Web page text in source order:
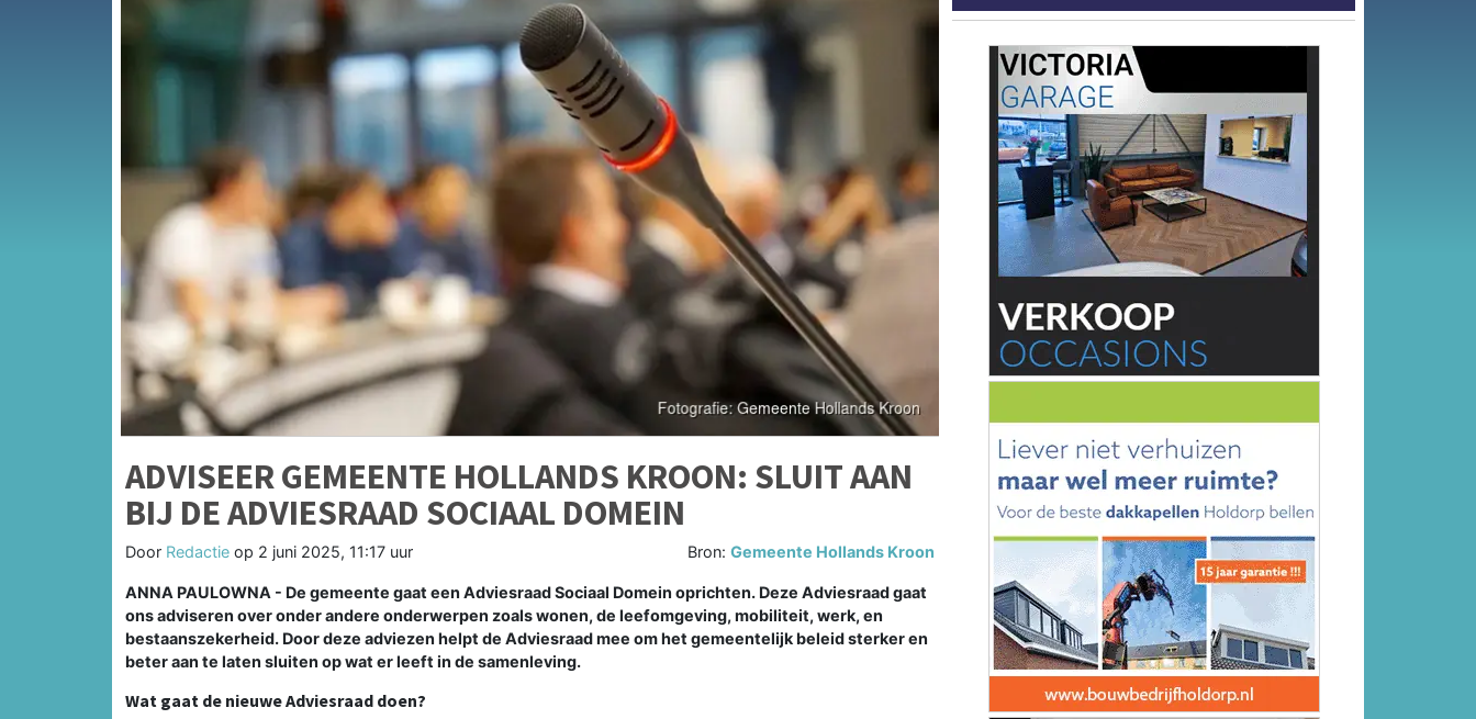
ADVISEER GEMEENTE HOLLANDS KROON: SLUIT AAN
BIJ DE ADVIESRAAD SOCIAAL DOMEIN
Door Redactie op 2 juni 2025, 11:17 uur Bron:Gemeente Hollands Kroon
ANNA PAULOWNA - De gemeente gaat een Adviesraad Sociaal Domein oprichten. Deze Adviesraad gaat
ons adviseren over onder andere onderwerpen zoals wonen, de leefomgeving, mobiliteit, werk, en
bestaanszekerheid. Door deze adviezen helpt de Adviesraad mee om het gemeentelijk beleid sterker en
beter aan te laten sluiten op wat er leeft in de samenleving.
Wat gaat de nieuwe Adviesraad doen?